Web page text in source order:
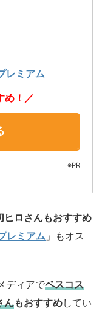
レミアム
め！／
※PR
ヒロさんもおすすめ
レミアム 」もオス
ディアでベスコス
んもおすすめしてい